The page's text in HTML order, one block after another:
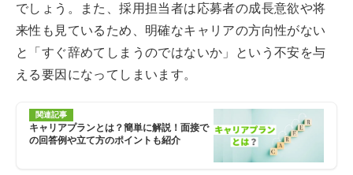
でしょう。また、採用担当者は応募者の成長意欲や将
来性も見ているため、明確なキャリアの方向性がない
と「すぐ辞めてしまうのではないか」という不安を与
える要因になってしまいます。
関連記事
キャリアプランとは？簡単に解説！面接で
の回答例や立て方のポイントも紹介